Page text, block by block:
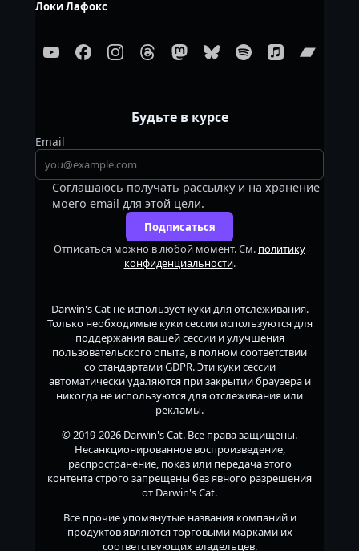
Локи Лафокс
Будьте в курсе
Email
Соглашаюсь получать рассылку и на хранение
моего email для этой цели.
Подписаться
Отписаться можно в любой момент. См. политику
конфиденциальности.
Darwin's Catне использует куки для отслеживания.
Только необходимые куки сессии используются для
поддержания вашей сессии и улучшения
пользовательского опыта, в полном соответствии
со стандартами GDPR. Эти куки сессии
автоматически удаляются при закрытии браузера и
никогда не используются для отслеживания или
рекламы.
© 2019-2026 Darwin's Cat. Все права защищены.
Несанкционированное воспроизведение,
распространение, показ или передача этого
контента строго запрещены без явного разрешения
от Darwin's Cat.
Все прочие упомянутые названия компаний и
продуктов являются торговыми марками их
соответствующих владельцев.